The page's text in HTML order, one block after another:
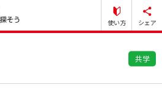
使い方 シェア
共学